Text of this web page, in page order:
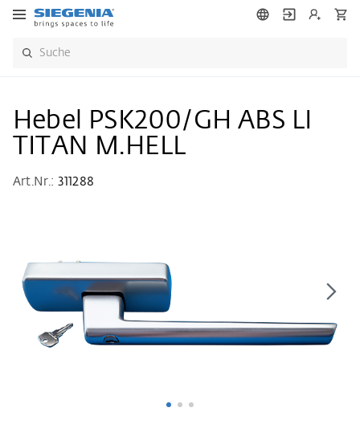
Hebel PSK200/GH ABS LI
TITAN M.HELL
Art.Nr.: 311288